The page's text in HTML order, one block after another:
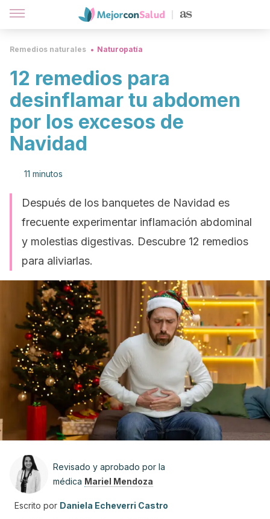
Remedios naturales Naturopatía
12 remedios para
desinflamar tu abdomen
por los excesos de
Navidad
11 minutos
Después de los banquetes de Navidad es
frecuente experimentar inflamación abdominal
y molestias digestivas. Descubre 12 remedios
para aliviarlas.
Revisado y aprobado por la
médica Mariel Mendoza
Escrito por Daniela Echeverri Castro